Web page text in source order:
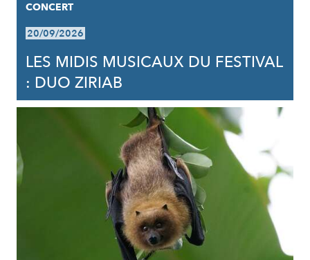
CONCERT
20/09/2026
LES MIDIS MUSICAUX DU FESTIVAL
: DUO ZIRIAB